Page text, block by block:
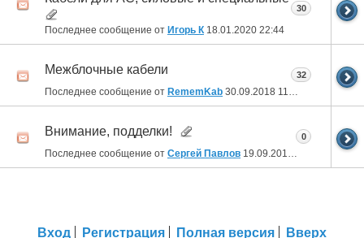
Последнее сообщение от Игорь К 18.01.2020 22:44
30
Межблочные кабели
Последнее сообщение от RememKab 30.09.2018 11:40
32
Внимание, подделки!
Последнее сообщение от Сергей Павлов 19.09.2015 12:41
0
Вход Регистрация Полная версия Вверх